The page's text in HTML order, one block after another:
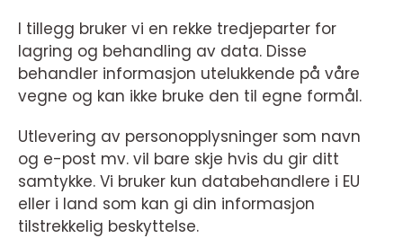
I tillegg bruker vi en rekke tredjeparter for
lagring og behandling av data. Disse
behandler informasjon utelukkende på våre
vegne og kan ikke bruke den til egne formål.
Utlevering av personopplysninger som navn
og e-post mv. vil bare skje hvis du gir ditt
samtykke. Vi bruker kun databehandlere i EU
eller i land som kan gi din informasjon
tilstrekkelig beskyttelse.